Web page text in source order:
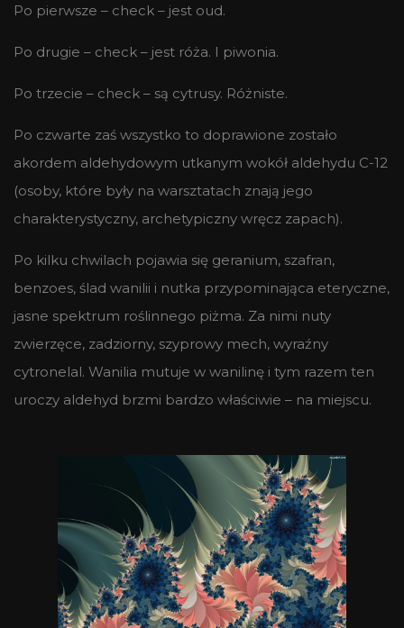
Po pierwsze – check – jest oud.
Po drugie – check – jest róża. I piwonia.
Po trzecie – check – są cytrusy. Różniste.
Po czwarte zaś wszystko to doprawione zostało
akordem aldehydowym utkanym wokół aldehydu C-12
(osoby, które były na warsztatach znają jego
charakterystyczny, archetypiczny wręcz zapach).
Po kilku chwilach pojawia się geranium, szafran,
benzoes, ślad wanilii i nutka przypominająca eteryczne,
jasne spektrum roślinnego piżma. Za nimi nuty
zwierzęce, zadziorny, szyprowy mech, wyraźny
cytronelal. Wanilia mutuje w wanilinę i tym razem ten
uroczy aldehyd brzmi bardzo właściwie – na miejscu.